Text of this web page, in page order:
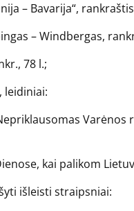
– Bavarija“,
– Windbergas,
78 l.;
leidiniai:
kai palikom
išleisti straipsniai: